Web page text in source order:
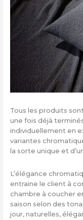
Tous les produits
une fois déjà
individuellement en
variantes
la sorte unique et
L’élégance
entraine le client à
chambre à coucher
saison selon des
jour, naturelles,